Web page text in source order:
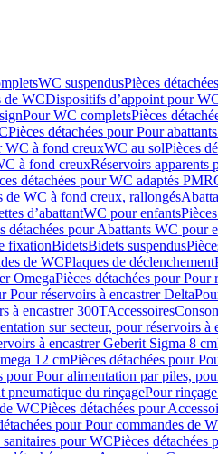
WC suspendusPièces
de WCDispositifs d’appoint pour
Pour WC completsPièces
Pièces détachées pour Pour
WC à fond creuxWC au solPièces
à fond creuxRéservoirs apparents
détachées pour WC adaptés PMR
de WC à fond creux, rallongés
d’abattantWC pour enfants
détachées pour Abattants WC pour
fixationBidetsBidets suspendus
de WCPlaques de déclenchement
OmegaPièces détachées pour Pour
Pour réservoirs à encastrer Delta
à encastrer 300TAccessoires
sur secteur, pour réservoirs à
à encastrer Geberit Sigma 8 cm
12 cmPièces détachées pour
pour Pour alimentation par piles,
pneumatique du rinçagePour
WCPièces détachées pour
pour Pour commandes de
sanitaires pour WCPièces détachées